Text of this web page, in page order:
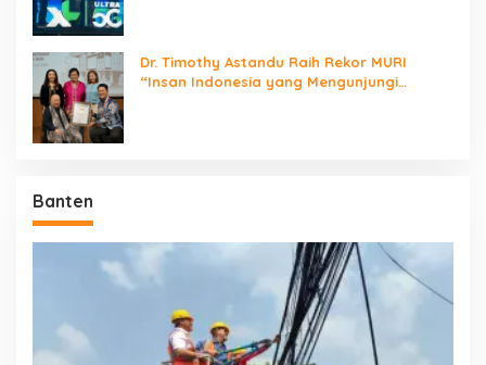
Dr. Timothy Astandu Raih Rekor MURI
“Insan Indonesia yang Mengunjungi
Banten